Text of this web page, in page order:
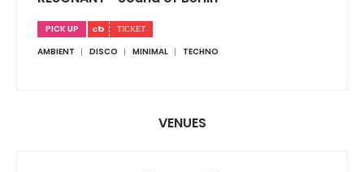
PICK UP
AMBIENT
DISCO MINIMAL TECHNO
VENUES